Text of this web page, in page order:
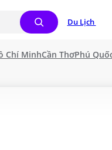
Du Lịch
Chí MinhCần ThơPhú